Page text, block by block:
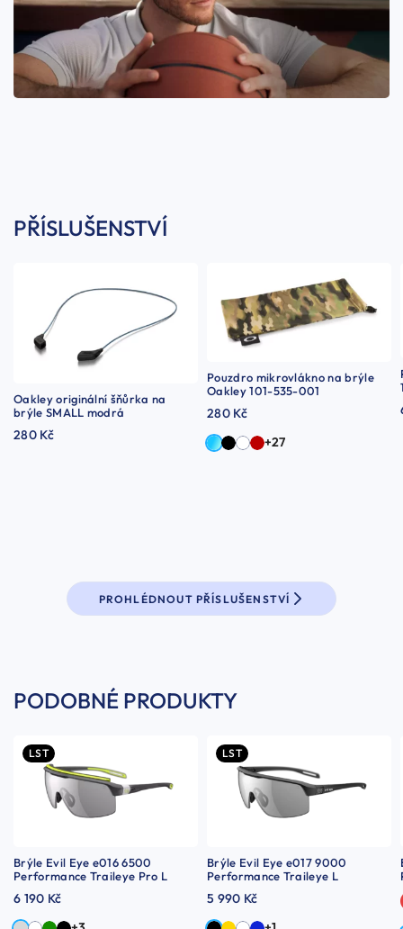
PŘÍSLUŠENSTVÍ
Oakley originální šňůrka na
brýle SMALL modrá
280 Kč
Pouzdro mikrovlákno na brýle
Oakley 101-535-001
280 Kč
+27
PROHLÉDNOUT PŘÍSLUŠENSTVÍ
PODOBNÉ PRODUKTY
LST
Brýle Evil Eye e016 6500
Performance Traileye Pro L
6 190 Kč
LST
Brýle Evil Eye e017 9000
Performance Traileye L
5 990 Kč